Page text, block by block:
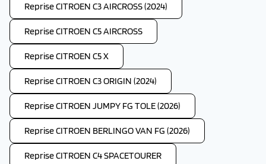
Reprise CITROEN C3 AIRCROSS (2024)
Reprise CITROEN C5 AIRCROSS
Reprise CITROEN C5 X
Reprise CITROEN C3 ORIGIN (2024)
Reprise CITROEN JUMPY FG TOLE (2026)
Reprise CITROEN BERLINGO VAN FG (2026)
Reprise CITROEN C4 SPACETOURER